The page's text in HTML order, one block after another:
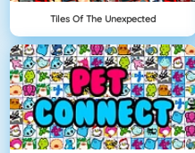
Tiles Of The Unexpected